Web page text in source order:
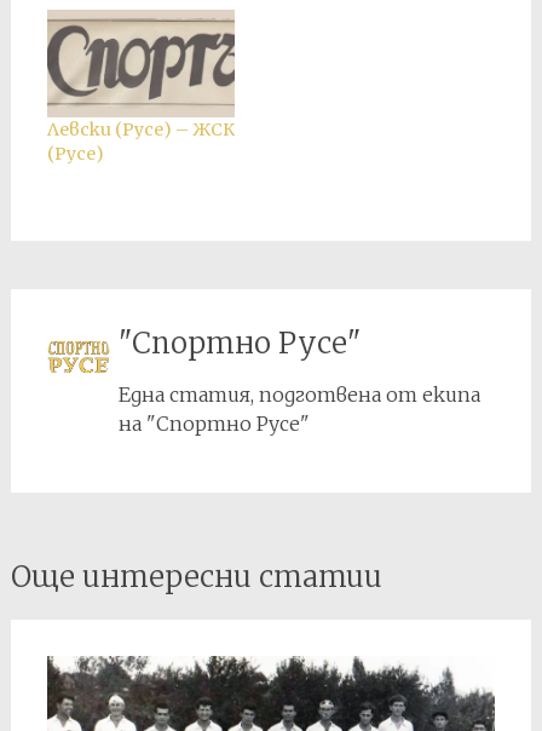
Левски (Русе) – ЖСК
(Русе)
"Спортно Русе"
Една статия, подготвена от екипа
на "Спортно Русе"
Post
navigation
Още интересни статии